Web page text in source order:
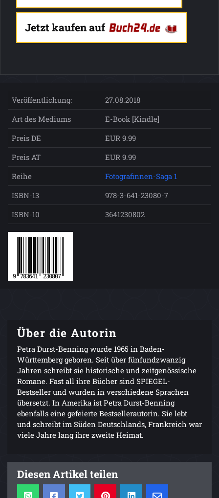
Jetzt kaufen auf
Veröffentlichung:
27.08.2018
Art des Mediums
E-Book [Kindle]
Preis DE
EUR 9.99
Preis AT
EUR 9.99
Reihe
Fotografinnen-Saga 1
ISBN-13
978-3-641-23080-7
ISBN-10
3641230802
Über die Autorin
Petra Durst-Benning wurde 1965 in Baden-
Württemberg geboren. Seit über fünfundzwanzig
Jahren schreibt sie historische und zeitgenössische
Romane. Fast all ihre Bücher sind SPIEGEL-
Bestseller und wurden in verschiedene Sprachen
übersetzt. In Amerika ist Petra Durst-Benning
ebenfalls eine gefeierte Bestsellerautorin. Sie lebt
und schreibt im Süden Deutschlands, Frankreich war
viele Jahre lang ihre zweite Heimat.
Diesen Artikel teilen